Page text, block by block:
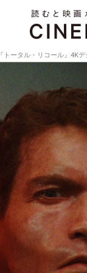
『トータル・リコール』4K